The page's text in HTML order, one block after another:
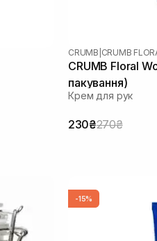
CRUMB CRUMB
CRUMB Floral
пакування)
Крем для рук
230₴270₴
-15%